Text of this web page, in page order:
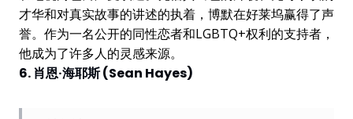
才华和对真实故事的讲述的执着，博默在好莱坞赢得了声
誉。作为一名公开的同性恋者和LGBTQ+权利的支持者，
他成为了许多人的灵感来源。
6. 肖恩·海耶斯 (Sean Hayes)